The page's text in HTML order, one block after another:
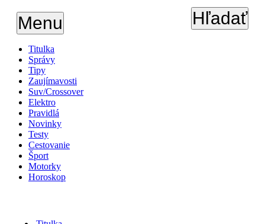
Menu Hľadať
Titulka
Správy
Tipy
Zaujímavosti
Suv/Crossover
Elektro
Pravidlá
Novinky
Testy
Cestovanie
Šport
Motorky
Horoskop